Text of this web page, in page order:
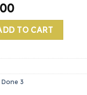
TO CART
3